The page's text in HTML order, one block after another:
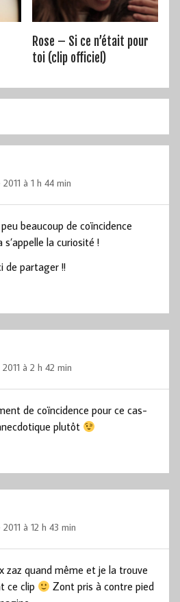
Rose – Si ce n’était pour
toi (clip officiel)
à 1 h 44 min
beaucoup de coïncidence
la curiosité !
de partager !!
à 2 h 42 min
de coïncidence pour ce cas-
plutôt
à 12 h 43 min
zaz quand même et je la trouve
ce clip
Zont pris à contre pied